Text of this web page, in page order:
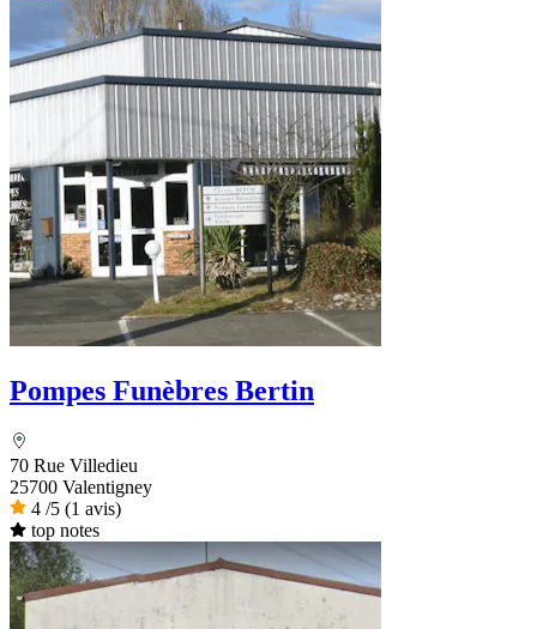
Pompes Funèbres Bertin
70 Rue Villedieu
25700 Valentigney
4 /5 (1 avis)
top notes